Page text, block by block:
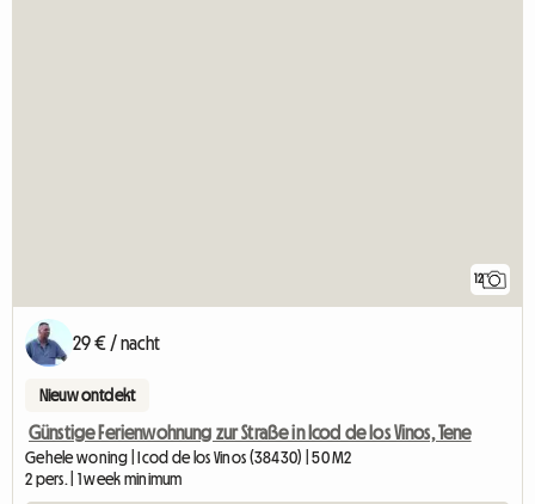
12
29 € / nacht
Nieuw ontdekt
Günstige Ferienwohnung zur Straße in Icod de los Vinos, Tene
Gehele woning | Icod de los Vinos (38430) | 50 M2
2 pers. | 1 week minimum